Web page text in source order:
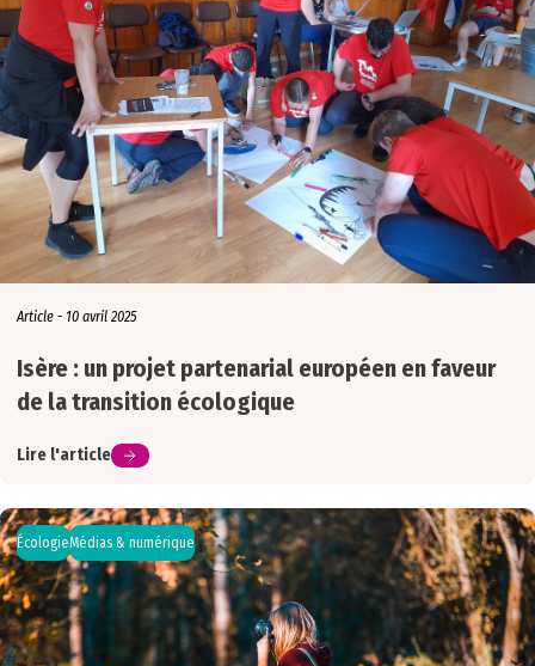
Article - 10 avril 2025
Isère : un projet partenarial européen en faveur
de la transition écologique
Lire l'article
ÉcologieMédias & numérique